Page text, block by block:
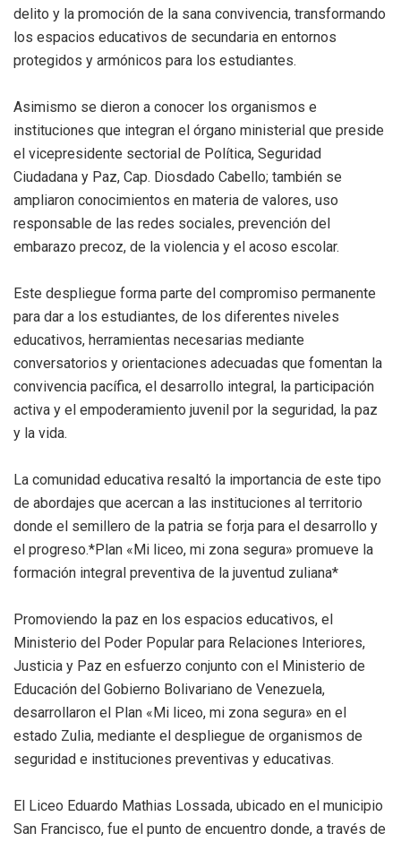
delito y la promoción de la sana convivencia, transformando
los espacios educativos de secundaria en entornos
protegidos y armónicos para los estudiantes.
Asimismo se dieron a conocer los organismos e
instituciones que integran el órgano ministerial que preside
el vicepresidente sectorial de Política, Seguridad
Ciudadana y Paz, Cap. Diosdado Cabello; también se
ampliaron conocimientos en materia de valores, uso
responsable de las redes sociales, prevención del
embarazo precoz, de la violencia y el acoso escolar.
Este despliegue forma parte del compromiso permanente
para dar a los estudiantes, de los diferentes niveles
educativos, herramientas necesarias mediante
conversatorios y orientaciones adecuadas que fomentan la
convivencia pacífica, el desarrollo integral, la participación
activa y el empoderamiento juvenil por la seguridad, la paz
y la vida.
La comunidad educativa resaltó la importancia de este tipo
de abordajes que acercan a las instituciones al territorio
donde el semillero de la patria se forja para el desarrollo y
el progreso.*Plan «Mi liceo, mi zona segura» promueve la
formación integral preventiva de la juventud zuliana*
Promoviendo la paz en los espacios educativos, el
Ministerio del Poder Popular para Relaciones Interiores,
Justicia y Paz en esfuerzo conjunto con el Ministerio de
Educación del Gobierno Bolivariano de Venezuela,
desarrollaron el Plan «Mi liceo, mi zona segura» en el
estado Zulia, mediante el despliegue de organismos de
seguridad e instituciones preventivas y educativas.
El Liceo Eduardo Mathias Lossada, ubicado en el municipio
San Francisco, fue el punto de encuentro donde, a través de